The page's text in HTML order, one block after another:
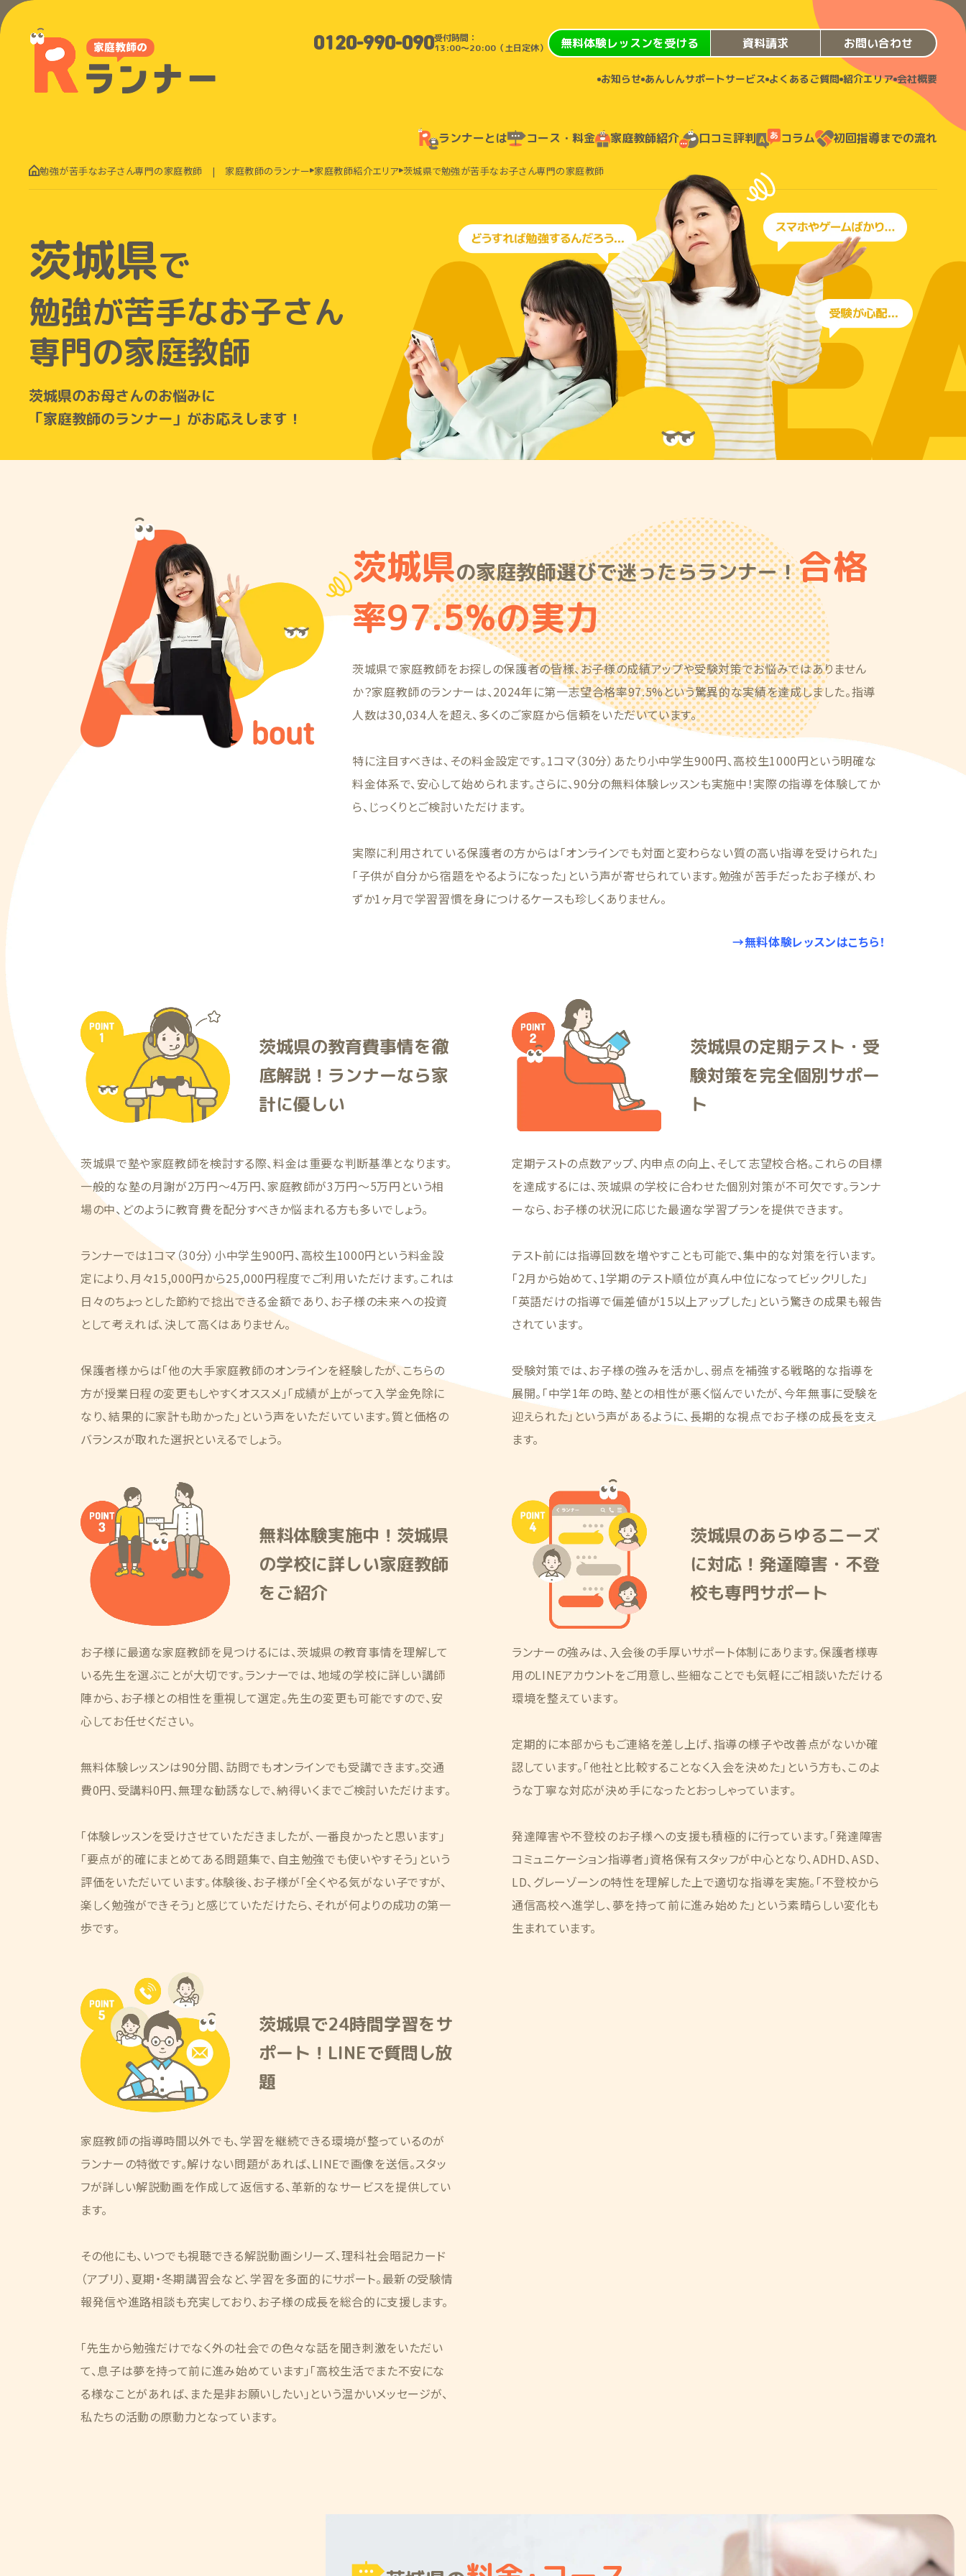
0120-990-090受付時間：
13:00〜20:00（土日定休）
無料体験レッスンを受ける 資料請求 お問い合わせ
お知らせ あんしんサポートサービス よくあるご質問 紹介エリア 会社概要
ランナーとは コース・料金 家庭教師紹介 口コミ評判 コラム 初回指導までの流れ
勉強が苦手なお子さん専門の家庭教師 | 家庭教師のランナー 家庭教師紹介エリア 茨城県で勉強が苦手なお子さん専門の家庭教師
茨城県で
勉強が苦手なお子さん
専門の家庭教師
茨城県のお母さんのお悩みに
「家庭教師のランナー」がお応えします！
茨城県の家庭教師選びで迷ったらランナー！合格
率97.5%の実力
茨城県で家庭教師をお探しの保護者の皆様、お子様の成績アップや受験対策でお悩みではありません
か？家庭教師のランナーは、2024年に第一志望合格率97.5%という驚異的な実績を達成しました。指導
人数は30,034人を超え、多くのご家庭から信頼をいただいています。
特に注目すべきは、その料金設定です。1コマ（30分）あたり小中学生900円、高校生1000円という明確な
料金体系で、安心して始められます。さらに、90分の無料体験レッスンも実施中！実際の指導を体験してか
ら、じっくりとご検討いただけます。
実際に利用されている保護者の方からは「オンラインでも対面と変わらない質の高い指導を受けられた」
「子供が自分から宿題をやるようになった」という声が寄せられています。勉強が苦手だったお子様が、わ
ずか1ヶ月で学習習慣を身につけるケースも珍しくありません。
→無料体験レッスンはこちら！
茨城県の教育費事情を徹
底解説！ランナーなら家
計に優しい
茨城県で塾や家庭教師を検討する際、料金は重要な判断基準となります。
一般的な塾の月謝が2万円〜4万円、家庭教師が3万円〜5万円という相
場の中、どのように教育費を配分すべきか悩まれる方も多いでしょう。
ランナーでは1コマ（30分）小中学生900円、高校生1000円という料金設
定により、月々15,000円から25,000円程度でご利用いただけます。これは
日々のちょっとした節約で捻出できる金額であり、お子様の未来への投資
として考えれば、決して高くはありません。
保護者様からは「他の大手家庭教師のオンラインを経験したが、こちらの
方が授業日程の変更もしやすくオススメ」「成績が上がって入学金免除に
なり、結果的に家計も助かった」という声をいただいています。質と価格の
バランスが取れた選択といえるでしょう。
茨城県の定期テスト・受
験対策を完全個別サポー
ト
定期テストの点数アップ、内申点の向上、そして志望校合格。これらの目標
を達成するには、茨城県の学校に合わせた個別対策が不可欠です。ランナ
ーなら、お子様の状況に応じた最適な学習プランを提供できます。
テスト前には指導回数を増やすことも可能で、集中的な対策を行います。
「2月から始めて、1学期のテスト順位が真ん中位になってビックリした」
「英語だけの指導で偏差値が15以上アップした」という驚きの成果も報告
されています。
受験対策では、お子様の強みを活かし、弱点を補強する戦略的な指導を
展開。「中学1年の時、塾との相性が悪く悩んでいたが、今年無事に受験を
迎えられた」という声があるように、長期的な視点でお子様の成長を支え
ます。
無料体験実施中！茨城県
の学校に詳しい家庭教師
をご紹介
お子様に最適な家庭教師を見つけるには、茨城県の教育事情を理解して
いる先生を選ぶことが大切です。ランナーでは、地域の学校に詳しい講師
陣から、お子様との相性を重視して選定。先生の変更も可能ですので、安
心してお任せください。
無料体験レッスンは90分間、訪問でもオンラインでも受講できます。交通
費0円、受講料0円、無理な勧誘なしで、納得いくまでご検討いただけます。
「体験レッスンを受けさせていただきましたが、一番良かったと思います」
「要点が的確にまとめてある問題集で、自主勉強でも使いやすそう」という
評価をいただいています。体験後、お子様が「全くやる気がない子ですが、
楽しく勉強ができそう」と感じていただけたら、それが何よりの成功の第一
歩です。
茨城県のあらゆるニーズ
に対応！発達障害・不登
校も専門サポート
ランナーの強みは、入会後の手厚いサポート体制にあります。保護者様専
用のLINEアカウントをご用意し、些細なことでも気軽にご相談いただける
環境を整えています。
定期的に本部からもご連絡を差し上げ、指導の様子や改善点がないか確
認しています。「他社と比較することなく入会を決めた」という方も、このよ
うな丁寧な対応が決め手になったとおっしゃっています。
発達障害や不登校のお子様への支援も積極的に行っています。「発達障害
コミュニケーション指導者」資格保有スタッフが中心となり、ADHD、ASD、
LD、グレーゾーンの特性を理解した上で適切な指導を実施。「不登校から
通信高校へ進学し、夢を持って前に進み始めた」という素晴らしい変化も
生まれています。
茨城県で24時間学習をサ
ポート！LINEで質問し放
題
家庭教師の指導時間以外でも、学習を継続できる環境が整っているのが
ランナーの特徴です。解けない問題があれば、LINEで画像を送信。スタッ
フが詳しい解説動画を作成して返信する、革新的なサービスを提供してい
ます。
その他にも、いつでも視聴できる解説動画シリーズ、理科社会暗記カード
（アプリ）、夏期・冬期講習会など、学習を多面的にサポート。最新の受験情
報発信や進路相談も充実しており、お子様の成長を総合的に支援します。
「先生から勉強だけでなく外の社会での色々な話を聞き刺激をいただい
て、息子は夢を持って前に進み始めています」「高校生活でまた不安にな
る様なことがあれば、また是非お願いしたい」という温かいメッセージが、
私たちの活動の原動力となっています。